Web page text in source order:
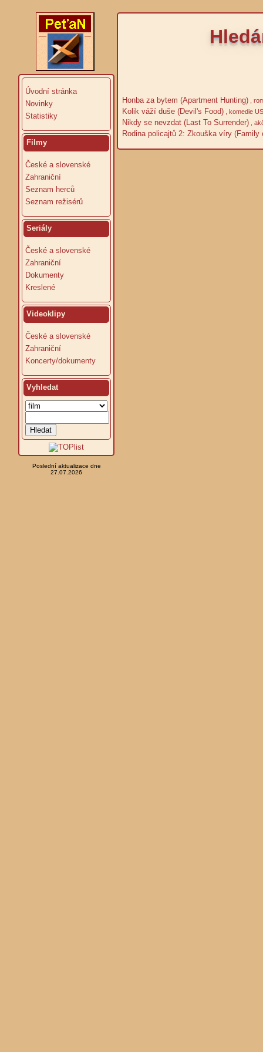
Úvodní stránka
Novinky
Statistiky
Filmy
České a slovenské
Zahraniční
Seznam herců
Seznam režisérů
Seriály
České a slovenské
Zahraniční
Dokumenty
Kreslené
Videoklipy
České a slovenské
Zahraniční
Koncerty/dokumenty
Vyhledat
Poslední aktualizace dne
27.07.2026
Honba za bytem (Apartment Hunting) ,
Kolik váží duše (Devil's Food) , komedie
Nikdy se nevzdat (Last To Surrender) ,
Rodina policajtů 2: Zkouška víry